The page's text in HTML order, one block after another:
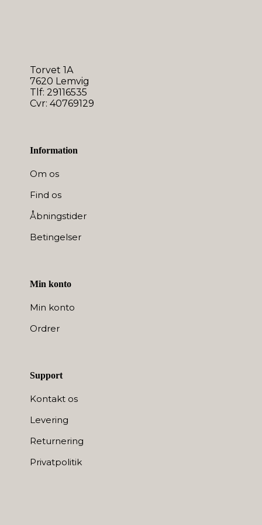
Torvet 1A
7620 Lemvig
Tlf: 29116535
Cvr: 40769129
Information
Om os
Find os
Åbningstider
Betingelser
Min konto
Min konto
Ordrer
Support
Kontakt os
Levering
Returnering
Privatpolitik